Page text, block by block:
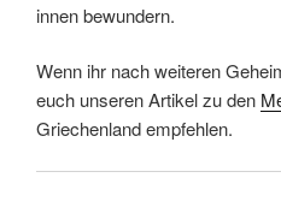
innen bewundern.
Wenn ihr nach weiteren
euch unseren Artikel zu den
Griechenland empfehlen.